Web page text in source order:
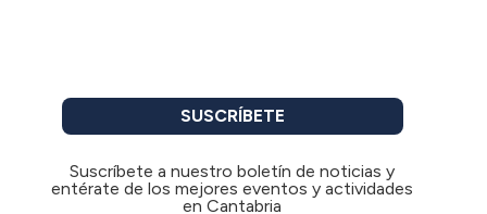
SUSCRÍBETE
Suscríbete a nuestro boletín de noticias y
entérate de los mejores eventos y actividades
en Cantabria